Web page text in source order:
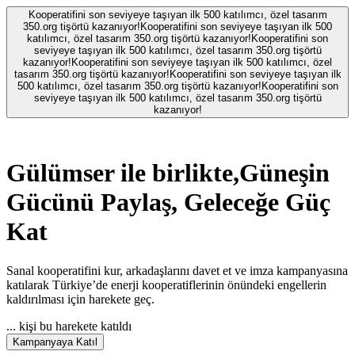
Kooperatifini son seviyeye taşıyan ilk 500 katılımcı, özel tasarım
350.org tişörtü kazanıyor! Kooperatifini son seviyeye taşıyan ilk 500
katılımcı, özel tasarım 350.org tişörtü kazanıyor! Kooperatifini son
seviyeye taşıyan ilk 500 katılımcı, özel tasarım 350.org tişörtü
kazanıyor! Kooperatifini son seviyeye taşıyan ilk 500 katılımcı, özel
tasarım 350.org tişörtü kazanıyor! Kooperatifini son seviyeye taşıyan ilk
500 katılımcı, özel tasarım 350.org tişörtü kazanıyor! Kooperatifini son
seviyeye taşıyan ilk 500 katılımcı, özel tasarım 350.org tişörtü
kazanıyor!
Gülümser ile birlikte,Güneşin
Gücünü Paylaş, Geleceğe Güç
Kat
Sanal kooperatifini kur, arkadaşlarını davet et ve imza kampanyasına
katılarak Türkiye’de enerji kooperatiflerinin önündeki engellerin
kaldırılması için harekete geç.
... kişi bu harekete katıldı
Kampanyaya Katıl